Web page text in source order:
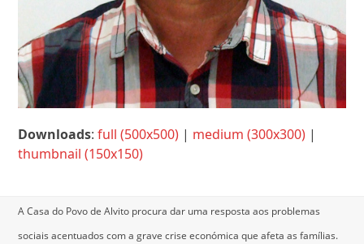
Downloads:full (500x500) | medium (300x300) |
thumbnail (150x150)
A Casa do Povo de Alvito procura dar uma resposta aos problemas
sociais acentuados com a grave crise económica que afeta as famílias.